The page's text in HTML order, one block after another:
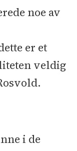
noe av
er et
veldig
i de